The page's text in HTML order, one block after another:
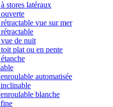
stores latéraux
vue sur mer
de nuit
plat ou en pente
automatisée
blanche